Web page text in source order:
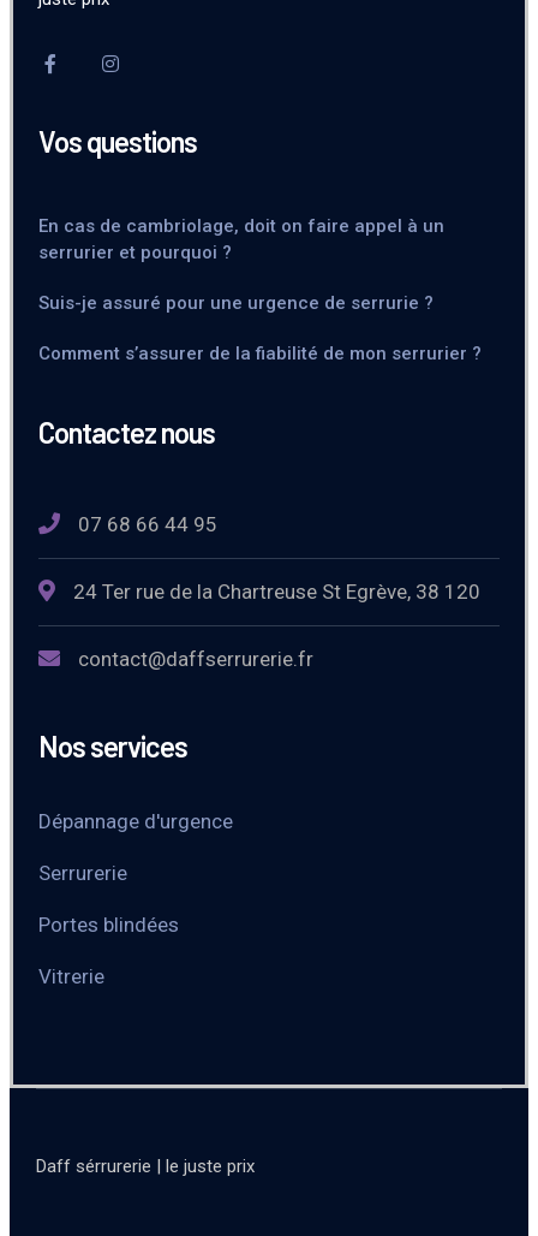
Vos questions
En cas de cambriolage, doit on faire appel à un
serrurier et pourquoi ?
Suis-je assuré pour une urgence de serrurie ?
Comment s’assurer de la fiabilité de mon serrurier ?
Contactez nous
07 68 66 44 95
24 Ter rue de la Chartreuse St Egrève, 38 120
contact@daffserrurerie.fr
Nos services
Dépannage d'urgence
Serrurerie
Portes blindées
Vitrerie
Daff sérrurerie | le juste prix